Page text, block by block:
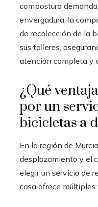
compostura
envergadura, la
de recolección de la
sus talleres,
atención completa y
¿Qué
por un
bicicletas a
En la región de
desplazamiento y el
elegir un servicio de
casa ofrece múltiples